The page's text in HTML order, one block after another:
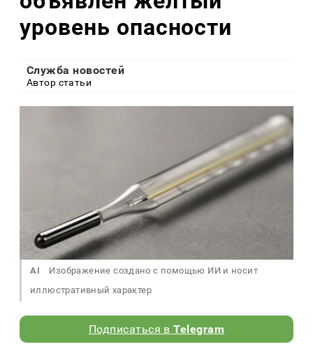
уровень опасности
Служба новостей
Автор статьи
AI
Изображение создано с помощью ИИ и носит
иллюстративный характер
Подписаться вTelegram